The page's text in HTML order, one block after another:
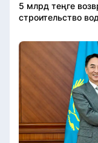
5 млрд теңге
строительство